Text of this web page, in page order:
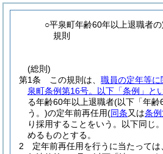
○平泉町年齢60年以上退職者
規則
(総則)
第1条
この規則は、 職員の定年等に
泉町条例第16号。以下「条例」と
る年齢60年以上退職者(以下「年齢
う。)の定年前再任用(同条又は条
り採用することをいう。以下同じ
めるものとする。
2
定年前再任用を行うに当たって